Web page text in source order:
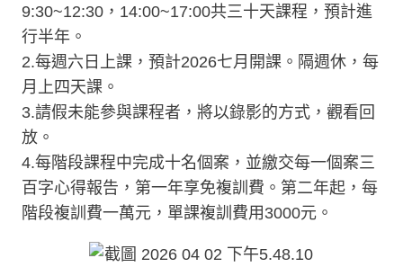
9:30~12:30，14:00~17:00共三十天課程，預計進
行半年。
2.每週六日上課，預計2026七月開課。隔週休，每
月上四天課。
3.請假未能參與課程者，將以錄影的方式，觀看回
放。
4.每階段課程中完成十名個案，並繳交每一個案三
百字心得報告，第一年享免複訓費。第二年起，每
階段複訓費一萬元，單課複訓費用3000元。